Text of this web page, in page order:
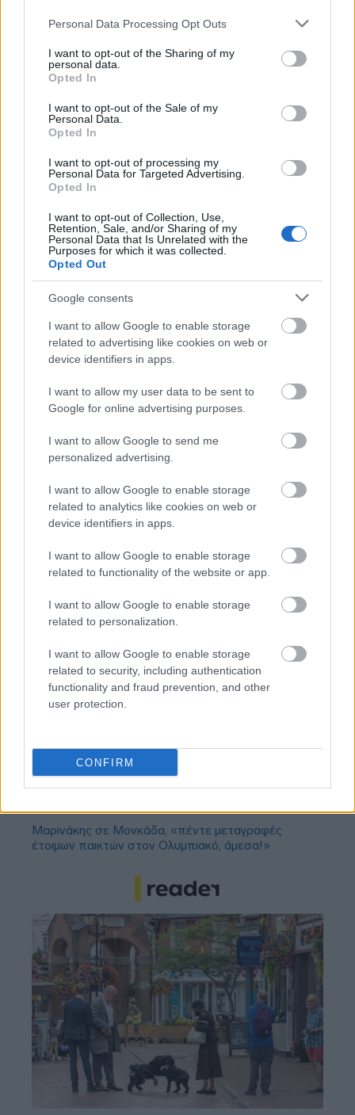
Please note that this website/app uses one or more Google
not limited to your visit or usage behaviour. You may click to
grant or deny consent to Google and its third-party tags to
use your data for below specified purposes in below Google
consent section.
Personal Data Processing Opt Outs
I want to opt-out of the Sharing of my
personal data.
Opted In
I want to opt-out of the Sale of my
Personal Data.
Opted In
I want to opt-out of processing my
Personal Data for Targeted Advertising.
Opted In
I want to opt-out of Collection, Use,
Retention, Sale, and/or Sharing of my
Personal Data that Is Unrelated with the
Purposes for which it was collected.
Opted Out
Google consents
I want to allow Google to enable storage
related to advertising like cookies on web or
device identifiers in apps.
I want to allow my user data to be sent to
Google for online advertising purposes.
I want to allow Google to send me
personalized advertising.
I want to allow Google to enable storage
related to analytics like cookies on web or
device identifiers in apps.
I want to allow Google to enable storage
related to functionality of the website or app.
I want to allow Google to enable storage
related to personalization.
I want to allow Google to enable storage
related to security, including authentication
functionality and fraud prevention, and other
user protection.
CONFIRM
Διαβάζονται αυτή τη στιγμή
από τα δάνεια του ν. Κατσέλη
Νέο Χωροταξικό Τουρισμού: Οι νέες «κόκκινες
γραμμές» για το περιβάλλον και τι αλλάζει σε
ξενοδοχεία, νησιά και επενδύσεις
Τα ανοιχτά μέτωπα για την ενίσχυση της
ελληνικής βιομηχανίας
BEST OFINTERNET
Παναθηναϊκός: Αποθέωση από τους Ισπανούς για
το ρόστερ της ομάδας
Μαρινάκης σε Μονκάδα, «πέντε μεταγραφές
έτοιμων παικτών στον Ολυμπιακό, άμεσα!»